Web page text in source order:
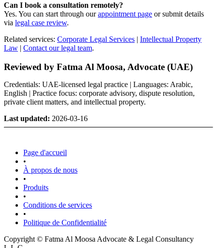
Can I book a consultation remotely?
Yes. You can start through ourappointment page or submit details
via legal case review.
Related services: Corporate Legal Services | Intellectual Property
Law | Contact our legal team.
Reviewed by Fatma Al Moosa, Advocate (UAE)
Credentials: UAE-licensed legal practice | Languages: Arabic,
English | Practice focus: corporate advisory, dispute resolution,
private client matters, and intellectual property.
Last updated: 2026-03-16
Page d'accueil
•
À propos de nous
•
Produits
•
Conditions de services
•
Politique de Confidentialité
Copyright © Fatma Al Moosa Advocate & Legal Consultancy